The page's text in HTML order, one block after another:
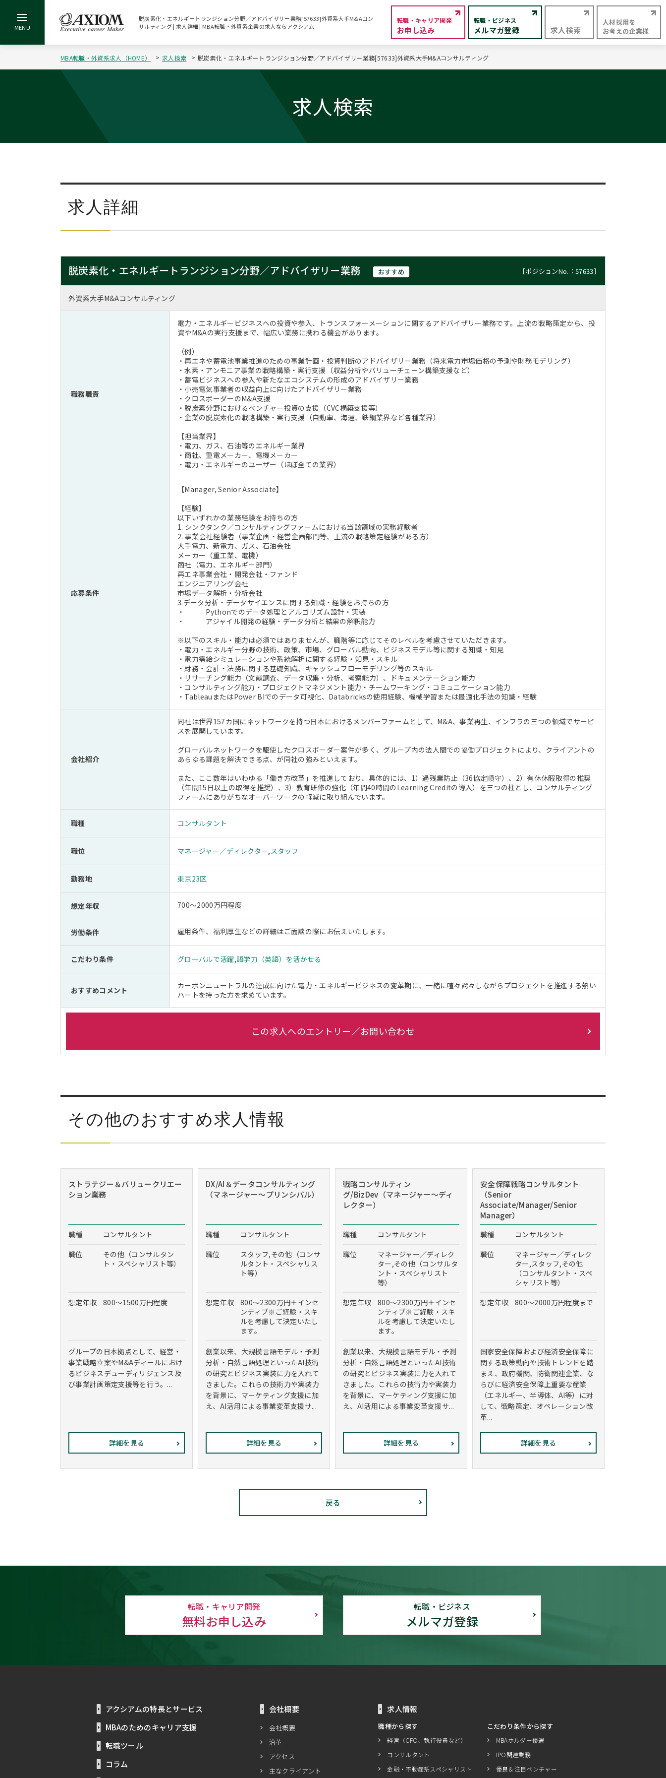
脱炭素化・エネルギートランジション分野／アドバイザリー業務[57633]外資系大手M&Aコン
サルティング | 求人詳細 | MBA転職・外資系企業の求人ならアクシアム
転職・キャリア開発
お申し込み
転職・ビジネス
メルマガ登録 求人検索
人材採用を
お考えの企業様
MBA転職・外資系求人（HOME） 求人検索 脱炭素化・エネルギートランジション分野／アドバイザリー業務[57633]外資系大手M&Aコンサルティング
求人検索
求人詳細
脱炭素化・エネルギートランジション分野／アドバイザリー業務 おすすめ ［ポジションNo.：57633］
外資系大手M&Aコンサルティング
職務職責
電力・エネルギービジネスへの投資や参入、トランスフォーメーションに関するアドバイザリー業務です。上流の戦略策定から、投
資やM&Aの実行支援まで、幅広い業務に携わる機会があります。
（例）
・再エネや蓄電池事業推進のための事業計画・投資判断のアドバイザリー業務（将来電力市場価格の予測や財務モデリング）
・水素・アンモニア事業の戦略構築・実行支援（収益分析やバリューチェーン構築支援など）
・蓄電ビジネスへの参入や新たなエコシステムの形成のアドバイザリー業務
・小売電気事業者の収益向上に向けたアドバイザリー業務
・クロスボーダーのM&A支援
・脱炭素分野におけるベンチャー投資の支援（CVC構築支援等）
・企業の脱炭素化の戦略構築・実行支援（自動車、海運、鉄鋼業界など各種業界）
【担当業界】
・電力、ガス、石油等のエネルギー業界
・商社、重電メーカー、電機メーカー
・電力・エネルギーのユーザー（ほぼ全ての業界）
応募条件
【Manager, Senior Associate】
【経験】
以下いずれかの業務経験をお持ちの方
1. シンクタンク／コンサルティングファームにおける当該領域の実務経験者
2. 事業会社経験者（事業企画・経営企画部門等、上流の戦略策定経験がある方）
大手電力、新電力、ガス、石油会社
メーカー（重工業、電機）
商社（電力、エネルギー部門）
再エネ事業会社・開発会社・ファンド
エンジニアリング会社
市場データ解析・分析会社
3.データ分析・データサイエンスに関する知識・経験をお持ちの方
・ Pythonでのデータ処理とアルゴリズム設計・実装
・ アジャイル開発の経験・データ分析と結果の解釈能力
※以下のスキル・能力は必須ではありませんが、職階等に応じてそのレベルを考慮させていただきます。
・電力・エネルギー分野の技術、政策、市場、グローバル動向、ビジネスモデル等に関する知識・知見
・電力需給シミュレーションや系統解析に関する経験・知見・スキル
・財務・会計・法務に関する基礎知識、キャッシュフローモデリング等のスキル
・リサーチング能力（文献調査、データ収集・分析、考察能力）、ドキュメンテーション能力
・コンサルティング能力・プロジェクトマネジメント能力・チームワーキング・コミュニケーション能力
・TableauまたはPower BIでのデータ可視化、Databricksの使用経験、機械学習または最適化手法の知識・経験
会社紹介
同社は世界157カ国にネットワークを持つ日本におけるメンバーファームとして、M&A、事業再生、インフラの三つの領域でサービ
スを展開しています。
グローバルネットワークを駆使したクロスボーダー案件が多く、グループ内の法人間での協働プロジェクトにより、クライアントの
あらゆる課題を解決できる点、が同社の強みといえます。
また、ここ数年はいわゆる「働き方改革」を推進しており、具体的には、1）過残業防止（36協定順守）、2）有休休暇取得の推奨
（年間15日以上の取得を推奨）、3）教育研修の強化（年間40時間のLearning Creditの導入）を三つの柱とし、コンサルティング
ファームにありがちなオーバーワークの軽減に取り組んでいます。
職種 コンサルタント
職位 マネージャー／ディレクター,スタッフ
勤務地 東京23区
想定年収 700～2000万円程度
労働条件 雇用条件、福利厚生などの詳細はご面談の際にお伝えいたします。
こだわり条件 グローバルで活躍,語学力（英語）を活かせる
おすすめコメント
カーボンニュートラルの達成に向けた電力・エネルギービジネスの変革期に、一緒に喧々諤々しながらプロジェクトを推進する熱い
ハートを持った方を求めています。
この求人へのエントリー／お問い合わせ
その他のおすすめ求人情報
ストラテジー＆バリュークリエー
ション業務
職種
コンサルタント
職位
その他（コンサルタン
ト・スペシャリスト等）
想定年収 800～1500万円程度
グループの日本拠点として、経営・
事業戦略立案やM&Aディールにおけ
るビジネスデューディリジェンス及
び事業計画策定支援等を行う。...
詳細を見る
DX/AI＆データコンサルティング
（マネージャー～プリンシパル）
職種
コンサルタント
職位
スタッフ,その他（コンサ
ルタント・スペシャリス
ト等）
想定年収
800～2300万円＋インセ
ンティブ※ご経験・スキ
ルを考慮して決定いたし
ます。
創業以来、大規模言語モデル・予測
分析・自然言語処理といったAI技術
の研究とビジネス実装に力を入れて
きました。これらの技術力や実装力
を背景に、マーケティング支援に加
え、AI活用による事業変革支援サ...
詳細を見る
戦略コンサルティン
グ/BizDev（マネージャー～ディ
レクター）
職種
コンサルタント
職位
マネージャー／ディレク
ター,その他（コンサルタ
ント・スペシャリスト
等）
想定年収
800～2300万円＋インセ
ンティブ※ご経験・スキ
ルを考慮して決定いたし
ます。
創業以来、大規模言語モデル・予測
分析・自然言語処理といったAI技術
の研究とビジネス実装に力を入れて
きました。これらの技術力や実装力
を背景に、マーケティング支援に加
え、AI活用による事業変革支援サ...
詳細を見る
安全保障戦略コンサルタント
（Senior
Associate/Manager/Senior
Manager）
職種
コンサルタント
職位
マネージャー／ディレク
ター,スタッフ,その他
（コンサルタント・スペ
シャリスト等）
想定年収
800～2000万円程度まで
国家安全保障および経済安全保障に
関する政策動向や技術トレンドを踏
まえ、政府機関、防衛関連企業、な
らびに経済安全保障上重要な産業
（エネルギー、半導体、AI等）に対
して、戦略策定、オペレーション改
革...
詳細を見る
戻る
転職・キャリア開発
無料お申し込み
転職・ビジネス
メルマガ登録
アクシアムの特長とサービス
MBAのためのキャリア支援
転職ツール
コラム
会社概要
会社概要
沿革
アクセス
主なクライアント
求人情報
職種から探す
経営（CFO、執行役員など）
コンサルタント
金融・不動産系スペシャリスト
こだわり条件から探す
MBAホルダー優遇
IPO関連業務
優良＆注目ベンチャー